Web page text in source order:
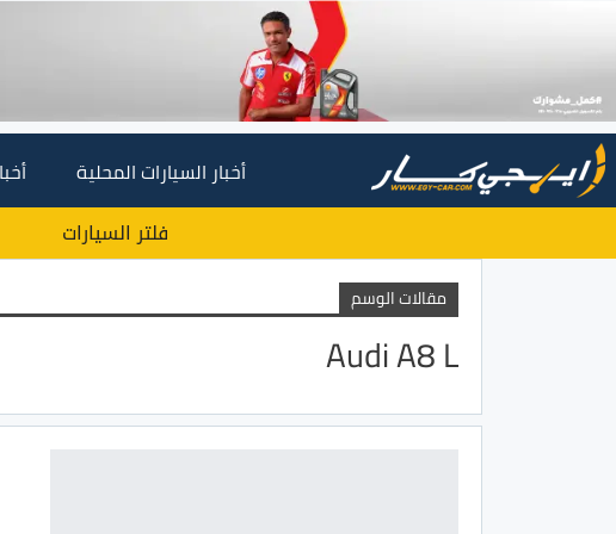
أخبار السيارات المحلية
فلتر السيارات
مقالات الوسم
Audi A8 L